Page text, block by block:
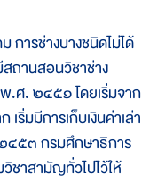
ารช่างบางชนิดไม่ได้
ถานสอนวิชาช่าง
.ศ. ๒๔๕๑ โดยเริ่มจาก
ริ่มมีการเก็บเงินค่าเล่า
๔๕๓ กรมศึกษาธิการ
ชาสามัญทั่วไปไว้ให้